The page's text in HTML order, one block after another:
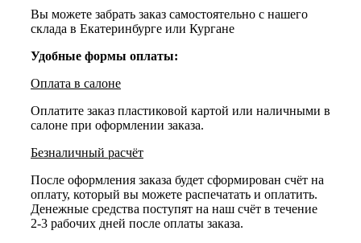
Вы можете забрать заказ самостоятельно с нашего
склада в Екатеринбурге или Кургане
Удобные формы оплаты:
Оплата в салоне
Оплатите заказ пластиковой картой или наличными в
салоне при оформлении заказа.
Безналичный расчёт
После оформления заказа будет сформирован счёт на
оплату, который вы можете распечатать и оплатить.
Денежные средства поступят на наш счёт в течение
2-3 рабочих дней после оплаты заказа.